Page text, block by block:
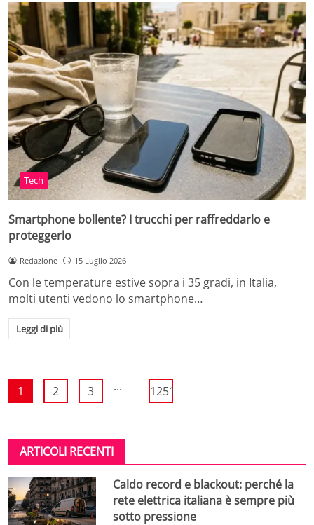
Tech
Smartphone bollente? I trucchi per raffreddarlo e
proteggerlo
Redazione 15 Luglio 2026
Con le temperature estive sopra i 35 gradi, in Italia,
molti utenti vedono lo smartphone…
Leggi di più
1 2 3 ... 1251
ARTICOLI RECENTI
Caldo record e blackout: perché la
rete elettrica italiana è sempre più
sotto pressione